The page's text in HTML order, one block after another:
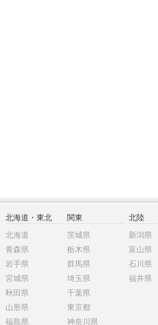
北海道・東北
北海道
青森県
岩手県
宮城県
秋田県
山形県
福島県
関東
茨城県
栃木県
群馬県
埼玉県
千葉県
東京都
神奈川県
北陸
新潟県
富山県
石川県
福井県